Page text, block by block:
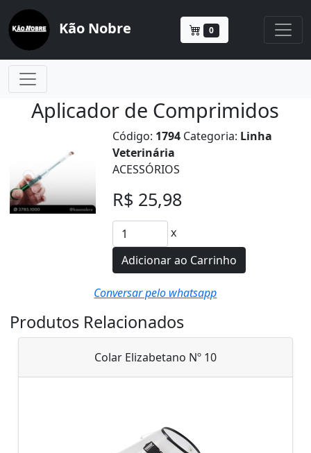
Kão Nobre 0
Aplicador de Comprimidos
Código: 1794 Categoria: Linha
Veterinária
ACESSÓRIOS
R$ 25,98
x
Adicionar ao Carrinho
Conversar pelo whatsapp
Produtos Relacionados
Colar Elizabetano Nº 10